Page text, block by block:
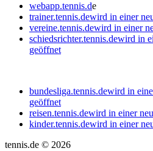
webapp.tennis.de
trainer.tennis.dewird in einer
vereine.tennis.dewird in einer
schiedsrichter.tennis.dewird in
geöffnet
bundesliga.tennis.dewird in
geöffnet
reisen.tennis.dewird in einer
kinder.tennis.dewird in einer
tennis.de © 2026